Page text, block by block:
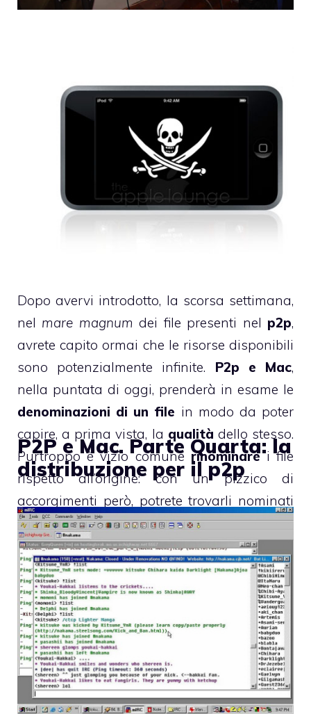
Dopo avervi introdotto, la scorsa settimana,
nel mare magnum dei file presenti nel p2p,
avrete capito ormai che le risorse disponibili
sono potenzialmente infinite. P2p e Mac,
nella puntata di oggi, prenderà in esame le
denominazioni di un file in modo da poter
capire, a prima vista, la qualità dello stesso.
Purtroppo è vizio comune rinominarei file
rispetto all’origine: con un pizzico di
accorgimenti però, potrete trovarli nominati
nel modo corretto.
P2P e Mac. Parte Quarta: la
distribuzione per il p2p